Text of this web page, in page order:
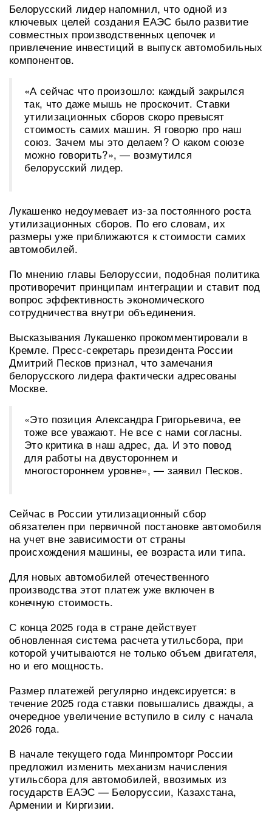
Белорусский лидер напомнил, что одной из
ключевых целей создания ЕАЭС было развитие
совместных производственных цепочек и
привлечение инвестиций в выпуск автомобильных
компонентов.
«А сейчас что произошло: каждый закрылся
так, что даже мышь не проскочит. Ставки
утилизационных сборов скоро превысят
стоимость самих машин. Я говорю про наш
союз. Зачем мы это делаем? О каком союзе
можно говорить?», — возмутился
белорусский лидер.
Лукашенко недоумевает из-за постоянного роста
утилизационных сборов. По его словам, их
размеры уже приближаются к стоимости самих
автомобилей.
По мнению главы Белоруссии, подобная политика
противоречит принципам интеграции и ставит под
вопрос эффективность экономического
сотрудничества внутри объединения.
Высказывания Лукашенко прокомментировали в
Кремле. Пресс-секретарь президента России
Дмитрий Песков признал, что замечания
белорусского лидера фактически адресованы
Москве.
«Это позиция Александра Григорьевича, ее
тоже все уважают. Не все с нами согласны.
Это критика в наш адрес, да. И это повод
для работы на двустороннем и
многостороннем уровне», — заявил Песков.
Сейчас в России утилизационный сбор
обязателен при первичной постановке автомобиля
на учет вне зависимости от страны
происхождения машины, ее возраста или типа.
Для новых автомобилей отечественного
производства этот платеж уже включен в
конечную стоимость.
С конца 2025 года в стране действует
обновленная система расчета утильсбора, при
которой учитываются не только объем двигателя,
но и его мощность.
Размер платежей регулярно индексируется: в
течение 2025 года ставки повышались дважды, а
очередное увеличение вступило в силу с начала
2026 года.
В начале текущего года Минпромторг России
предложил изменить механизм начисления
утильсбора для автомобилей, ввозимых из
государств ЕАЭС — Белоруссии, Казахстана,
Армении и Киргизии.